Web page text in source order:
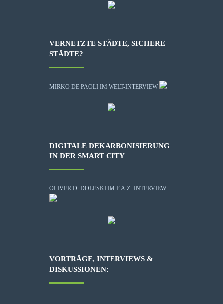
VERNETZTE STÄDTE, SICHERE
STÄDTE?
MIRKO DE PAOLI IM WELT-INTERVIEW
DIGITALE DEKARBONISIERUNG
IN DER SMART CITY
OLIVER D. DOLESKI IM F.A.Z.-INTERVIEW
VORTRÄGE, INTERVIEWS &
DISKUSSIONEN: